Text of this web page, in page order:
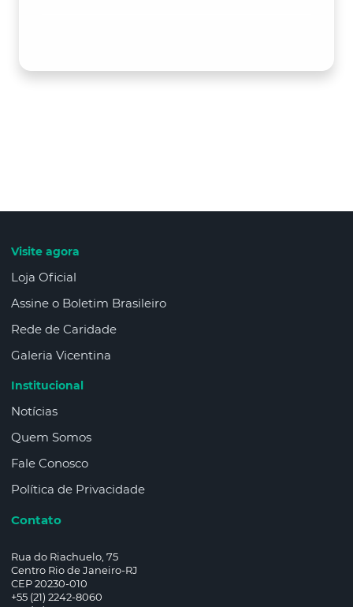
Visite agora
Loja Oficial
Assine o Boletim Brasileiro
Rede de Caridade
Galeria Vicentina
Institucional
Notícias
Quem Somos
Fale Conosco
Política de Privacidade
Contato
Rua do Riachuelo, 75
Centro Rio de Janeiro-RJ
CEP 20230-010
+55 (21) 2242-8060